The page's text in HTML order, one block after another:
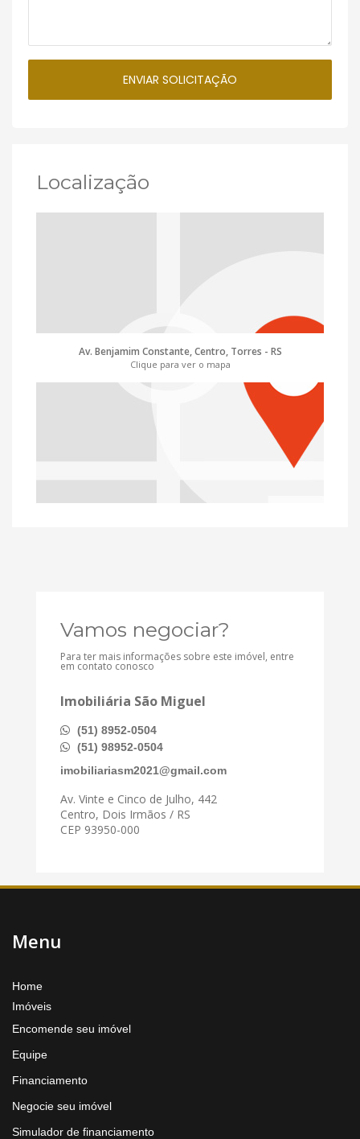
Localização
Av. Benjamim Constante, Centro, Torres - RS
Clique para ver o mapa
Vamos negociar?
Para ter mais informações sobre este imóvel, entre
em contato conosco
Imobiliária São Miguel
(51) 8952-0504
(51) 98952-0504
imobiliariasm2021@gmail.com
Av. Vinte e Cinco de Julho, 442
Centro, Dois Irmãos / RS
CEP 93950-000
Menu
Home
Imóveis
Encomende seu imóvel
Equipe
Financiamento
Negocie seu imóvel
Simulador de financiamento